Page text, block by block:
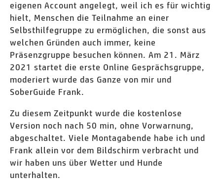
eigenen Account angelegt, weil ich es für wichtig
hielt, Menschen die Teilnahme an einer
Selbsthilfegruppe zu ermöglichen, die sonst aus
welchen Gründen auch immer, keine
Präsenzgruppe besuchen können. Am 21. März
2021 startet die erste Online Gesprächsgruppe,
moderiert wurde das Ganze von mir und
SoberGuide Frank.
Zu diesem Zeitpunkt wurde die kostenlose
Version noch nach 50 min, ohne Vorwarnung,
abgeschaltet. Viele Montagabende habe ich und
Frank allein vor dem Bildschirm verbracht und
wir haben uns über Wetter und Hunde
unterhalten.